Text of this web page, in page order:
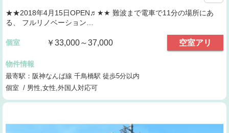
★★2018年4月15日OPEN♬★★ 難波まで電車で11分の場所にあ
る、 フルリノベーション…
個室 ￥33,000～37,000 空室アリ
物件情報
最寄駅：阪神なんば線 千鳥橋駅 徒歩5分以内
個室 / 男性,女性,外国人対応可